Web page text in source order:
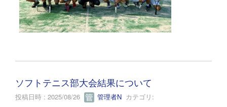
ソフトテニス部大会結果について
投稿日時 : 2025/08/26 管理者N カテゴリ: